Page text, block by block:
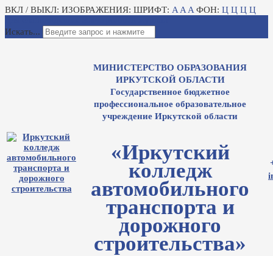
ВКЛ / ВЫКЛ: ИЗОБРАЖЕНИЯ: ШРИФТ: A A A ФОН: Ц Ц Ц Ц
Искать...
МИНИСТЕРСТВО ОБРАЗОВАНИЯ
ИРКУТСКОЙ ОБЛАСТИ
Государственное бюджетное
профессиональное образовательное
учреждение Иркутской области
«Иркутский
колледж
автомобильного
транспорта и
дорожного
строительства»